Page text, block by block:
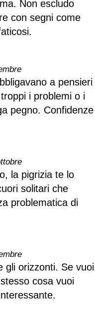
Non escludo
con segni come
a pensieri
i problemi o i
pegno. Confidenze
la pigrizia te lo
solitari che
problematica di
gli orizzonti. Se vuoi
cosa vuoi